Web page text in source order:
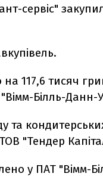
сервіс"
117,6 тисяч
Білль-Данн-
та
"Тендер
у ПАТ "Вімм-